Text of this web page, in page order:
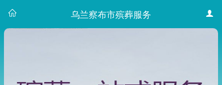
乌兰察布市殡葬服务